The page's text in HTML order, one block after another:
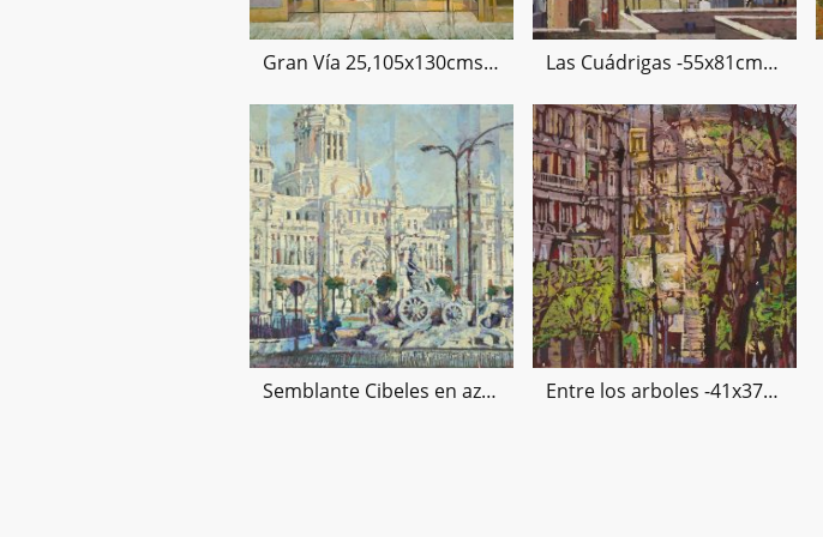
Gran Vía 25,105x130cms, 21 Las Cuádrigas -55x81cms -técnica mixta sobre lienzo -2014
Semblante Cibeles en azul - 45X65-técnica mixta sobre lienzo-13 Entre los arboles -41x37cms -2014